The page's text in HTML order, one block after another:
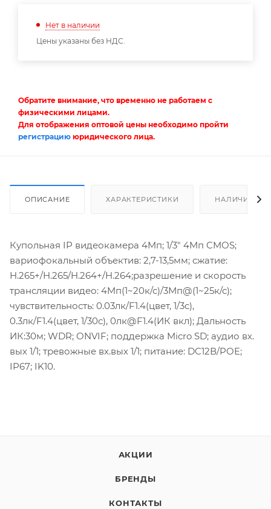
Нет в наличии
Цены указаны без НДС.
Обратите внимание, что временно не работаем с
физическими лицами.
Для отображения оптовой цены необходимо пройти
регистрацию юридического лица.
ОПИСАНИЕ ХАРАКТЕРИСТИКИ НАЛИЧИЕ
Купольная IP видеокамера 4Mп; 1/3" 4Mп CMOS;
вариофокальный объектив: 2,7-13,5мм; сжатие:
H.265+/H.265/H.264+/H.264;разрешение и скорость
трансляции видео: 4Mп(1~20к/с)/3Мп@(1~25к/с);
чувствительность: 0.03лк/F1.4(цвет, 1/3с),
0.3лк/F1.4(цвет, 1/30с), 0лк@F1.4(ИК вкл); Дальность
ИК:30м; WDR; ONVIF; поддержка Micro SD; аудио вх.
вых 1/1; тревожные вх.вых 1/1; питание: DC12В/POE;
IP67; IK10.
АКЦИИ
БРЕНДЫ
КОНТАКТЫ